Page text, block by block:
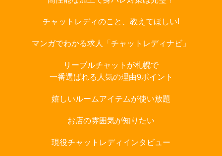
チャットレディのこと、教えてほしい!
マンガでわかる求人「チャットレディナビ」
リーブルチャットが札幌で
一番選ばれる人気の理由9ポイント
嬉しいルームアイテムが使い放題
お店の雰囲気が知りたい
現役チャットレディインタビュー